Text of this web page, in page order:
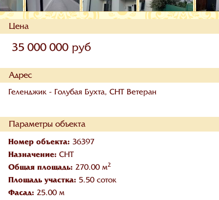
Цена
35 000 000 руб
Адрес
Геленджик - Голубая Бухта, СНТ Ветеран
Параметры объекта
Номер объекта: 36397
Назначение: СНТ
Общая площадь: 270.00 м2
Площадь участка: 5.50 соток
Фасад: 25.00 м